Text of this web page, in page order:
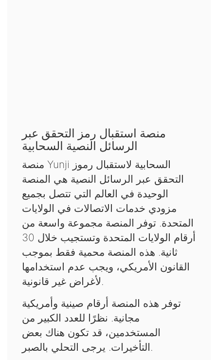
منصة استقبال رمز التحقق عبر
الرسائل النصية السحابية
منصة Yunji السحابية لاستقبال رموز
التحقق عبر الرسائل النصية هي المنصة
الوحيدة في العالم التي تتصل بجميع
مزودي خدمات الاتصالات في الولايات
المتحدة. توفر المنصة مجموعة واسعة من
أرقام الولايات المتحدة وتستجيب خلال 30
ثانية. هذه المنصة محمية فقط بموجب
القانون الأمريكي، ويجب عدم استخدامها
لأغراض غير قانونية.
توفر هذه المنصة أرقام صينية وأمريكية
مجانية. نظرًا للعدد الكبير من
المستخدمين، قد تكون هناك بعض
التأخيرات. يرجى التحلي بالصبر.